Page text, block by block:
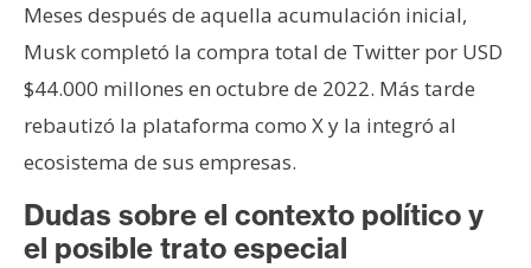
Meses después de aquella acumulación inicial,
Musk completó la compra total de Twitter por USD
$44.000 millones en octubre de 2022. Más tarde
rebautizó la plataforma como X y la integró al
ecosistema de sus empresas.
Dudas sobre el contexto político y
el posible trato especial